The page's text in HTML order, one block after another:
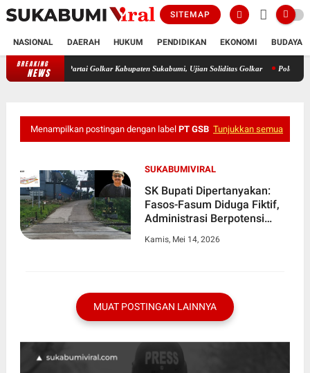
SITEMAP
NASIONAL DAERAH HUKUM PENDIDIKAN EKONOMI BUDAYA
BREAKING
NEWS
DPD Partai Golkar Kabupaten Sukabumi, Ujian Soliditas Golkar Polemik Trayek
Menampilkan postingan dengan label PT GSB Tunjukkan semua
SUKABUMIVIRAL
SK Bupati Dipertanyakan:
Fasos-Fasum Diduga Fiktif,
Administrasi Berpotensi
Kamis, Mei 14, 2026
MUAT POSTINGAN LAINNYA